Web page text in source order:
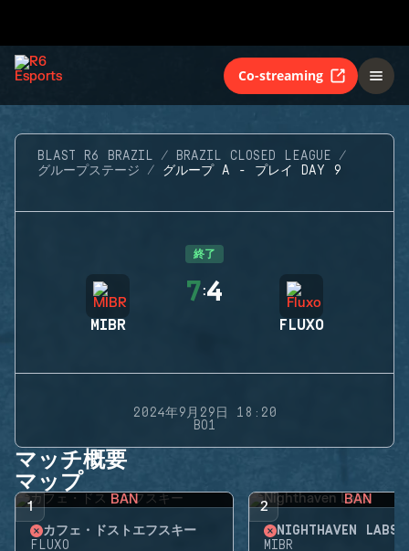
Co-streaming
BLAST R6 BRAZIL
BRAZIL CLOSED LEAGUE
グループステージ
グループ A - プレイ DAY 9
終了
MIBR
7:4
FLUXO
2024年9月29日 18:20
BO1
マッチ概要
マップ
1 BAN
カフェ・ドストエフスキー
FLUXO
2 BAN
NIGHTHAVEN LABS
MIBR